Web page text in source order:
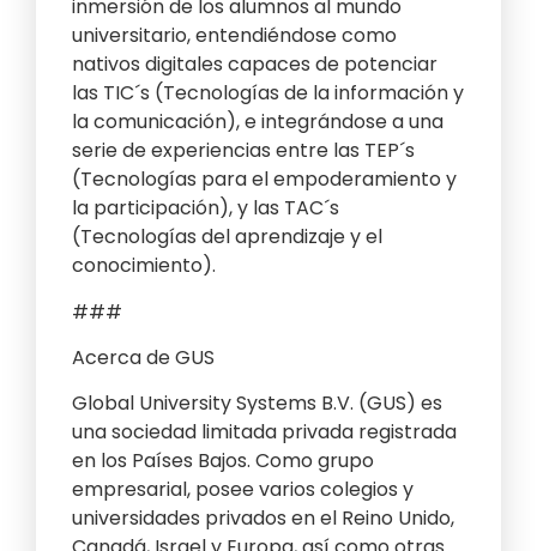
inmersión de los alumnos al mundo
universitario, entendiéndose como
nativos digitales capaces de potenciar
las TIC´s (Tecnologías de la información y
la comunicación), e integrándose a una
serie de experiencias entre las TEP´s
(Tecnologías para el empoderamiento y
la participación), y las TAC´s
(Tecnologías del aprendizaje y el
conocimiento).
###
Acerca de GUS
Global University Systems B.V. (GUS) es
una sociedad limitada privada registrada
en los Países Bajos. Como grupo
empresarial, posee varios colegios y
universidades privados en el Reino Unido,